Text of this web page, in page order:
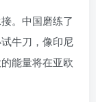
。中国磨练了
牛刀，像印尼
能量将在亚欧